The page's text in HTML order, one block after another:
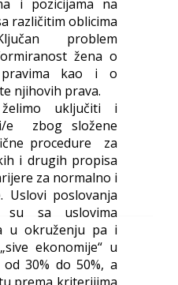
i pozicijama na
različitim oblicima
problem
žena o
pravima kao i o
njihovih prava.
uključiti i
e zbog složene
procedure za
i drugih propisa
za normalno i
Uslovi poslovanja
sa uslovima
u okruženju pa i
ekonomije“ u
30% do 50%, a